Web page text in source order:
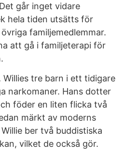
går inget vidare
hela tiden utsätts för
familjemedlemmar.
att gå i familjeterapi för
Willies tre barn i ett tidigare
narkomaner. Hans dotter
föder en liten flicka två
märkt av moderns
ber två buddistiska
vilket de också gör.